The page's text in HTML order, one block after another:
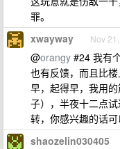
罪。
xwayway Nov
@orangy #24 我有
也有反馈，而且比
早，起得早，我用
子），半夜十二点
转，你感兴趣的话
shaozelin030405